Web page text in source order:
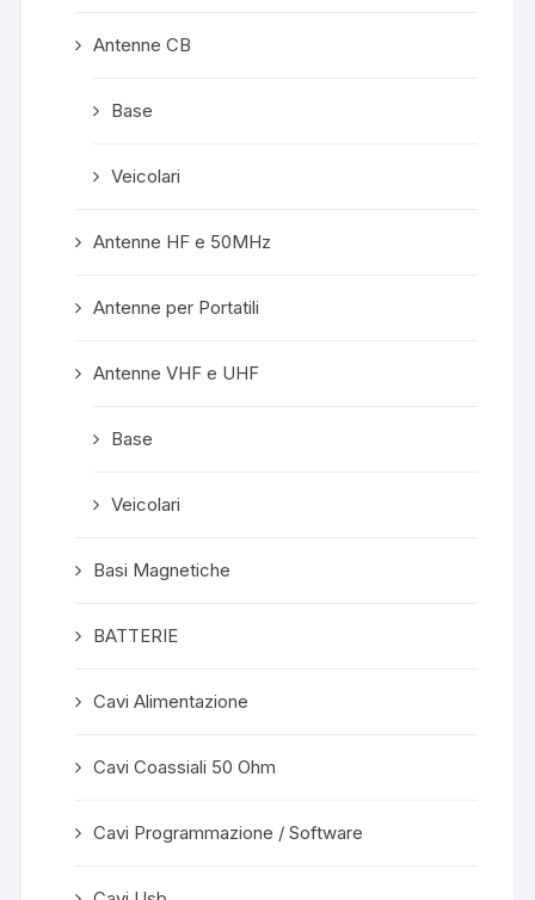
Antenne CB
Base
Veicolari
Antenne HF e 50MHz
Antenne per Portatili
Antenne VHF e UHF
Base
Veicolari
Basi Magnetiche
BATTERIE
Cavi Alimentazione
Cavi Coassiali 50 Ohm
Cavi Programmazione / Software